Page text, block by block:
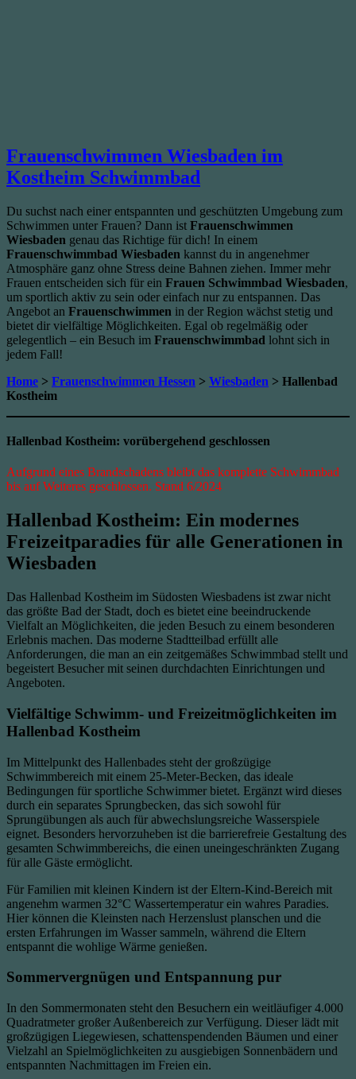
Frauenschwimmen Wiesbaden im
Kostheim Schwimmbad
Du suchst nach einer entspannten und geschützten Umgebung zum
Schwimmen unter Frauen? Dann ist Frauenschwimmen
Wiesbaden genau das Richtige für dich! In einem
Frauenschwimmbad Wiesbaden kannst du in angenehmer
Atmosphäre ganz ohne Stress deine Bahnen ziehen. Immer mehr
Frauen entscheiden sich für ein Frauen Schwimmbad Wiesbaden,
um sportlich aktiv zu sein oder einfach nur zu entspannen. Das
Angebot an Frauenschwimmen in der Region wächst stetig und
bietet dir vielfältige Möglichkeiten. Egal ob regelmäßig oder
gelegentlich – ein Besuch im Frauenschwimmbad lohnt sich in
jedem Fall!
Home > Frauenschwimmen Hessen > Wiesbaden > Hallenbad
Kostheim
Hallenbad Kostheim: vorübergehend geschlossen
Aufgrund eines Brandschadens bleibt das komplette Schwimmbad
bis auf Weiteres geschlossen. Stand 6/2024
Hallenbad Kostheim: Ein modernes
Freizeitparadies für alle Generationen in
Wiesbaden
Das Hallenbad Kostheim im Südosten Wiesbadens ist zwar nicht
das größte Bad der Stadt, doch es bietet eine beeindruckende
Vielfalt an Möglichkeiten, die jeden Besuch zu einem besonderen
Erlebnis machen. Das moderne Stadtteilbad erfüllt alle
Anforderungen, die man an ein zeitgemäßes Schwimmbad stellt und
begeistert Besucher mit seinen durchdachten Einrichtungen und
Angeboten.
Vielfältige Schwimm- und Freizeitmöglichkeiten im
Hallenbad Kostheim
Im Mittelpunkt des Hallenbades steht der großzügige
Schwimmbereich mit einem 25-Meter-Becken, das ideale
Bedingungen für sportliche Schwimmer bietet. Ergänzt wird dieses
durch ein separates Sprungbecken, das sich sowohl für
Sprungübungen als auch für abwechslungsreiche Wasserspiele
eignet. Besonders hervorzuheben ist die barrierefreie Gestaltung des
gesamten Schwimmbereichs, die einen uneingeschränkten Zugang
für alle Gäste ermöglicht.
Für Familien mit kleinen Kindern ist der Eltern-Kind-Bereich mit
angenehm warmen 32°C Wassertemperatur ein wahres Paradies.
Hier können die Kleinsten nach Herzenslust planschen und die
ersten Erfahrungen im Wasser sammeln, während die Eltern
entspannt die wohlige Wärme genießen.
Sommervergnügen und Entspannung pur
In den Sommermonaten steht den Besuchern ein weitläufiger 4.000
Quadratmeter großer Außenbereich zur Verfügung. Dieser lädt mit
großzügigen Liegewiesen, schattenspendenden Bäumen und einer
Vielzahl an Spielmöglichkeiten zu ausgiebigen Sonnenbädern und
entspannten Nachmittagen im Freien ein.